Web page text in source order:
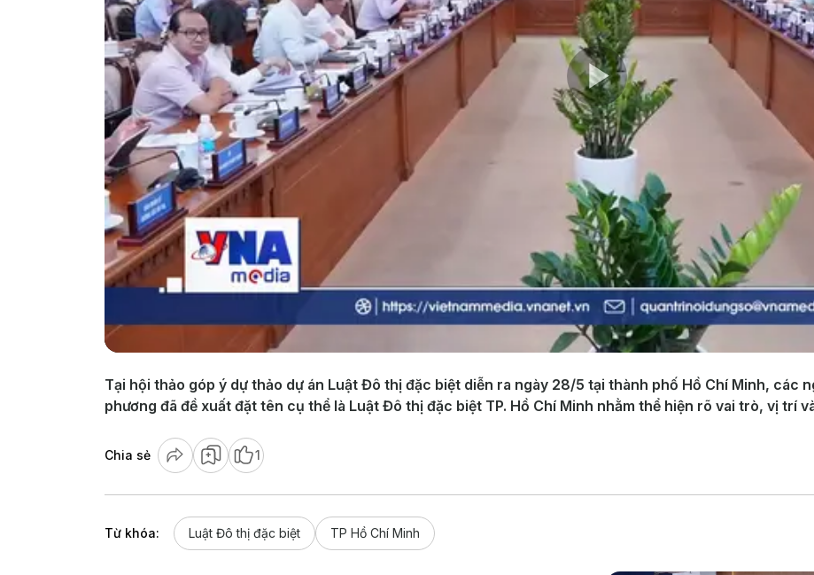
Play
Video
Tại hội thảo góp ý dự thảo dự án Luật Đô thị đặc biệt diễn ra ngày 28/5 tại thành phố Hồ Chí Minh, các
phương đã đề xuất đặt tên cụ thể là Luật Đô thị đặc biệt TP. Hồ Chí Minh nhằm thể hiện rõ vai trò, vị trí
Chia sẻ 1
Từ khóa: Luật Đô thị đặc biệt TP Hồ Chí Minh